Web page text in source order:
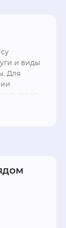
и виды
Для
форму